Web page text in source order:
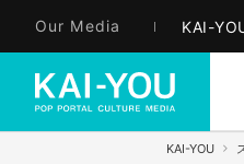
Our Media KAI-
KAI-YOU